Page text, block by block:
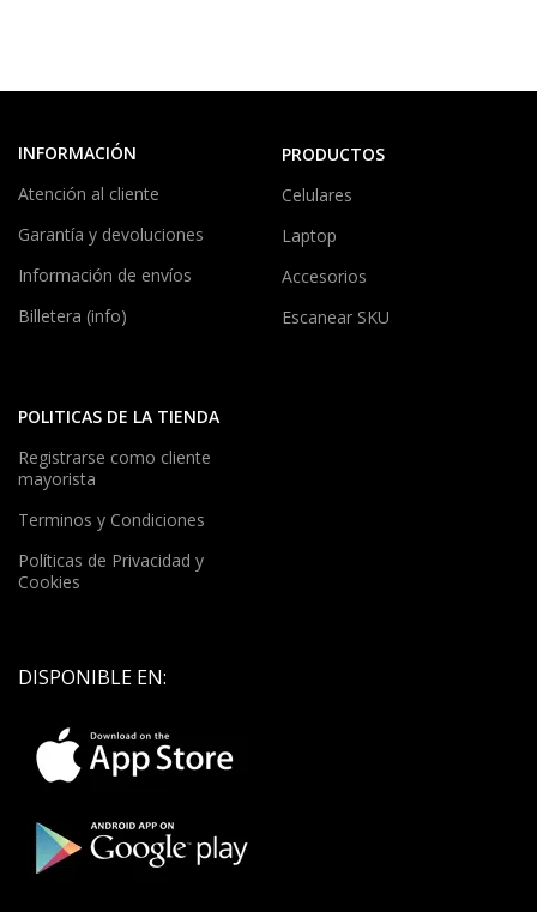
INFORMACIÓN
Atención al cliente
Garantía y devoluciones
Información de envíos
Billetera (info)
PRODUCTOS
Celulares
Laptop
Accesorios
Escanear SKU
POLITICAS DE LA TIENDA
Registrarse como cliente
mayorista
Terminos y Condiciones
Políticas de Privacidad y
Cookies
DISPONIBLE EN: